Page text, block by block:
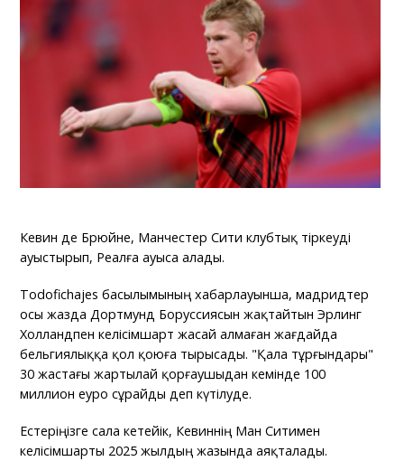
Кевин де Брюйне, Манчестер Сити клубтық тіркеуді
ауыстырып, Реалға ауыса алады.
Todofichajes басылымының хабарлауынша, мадридтер
осы жазда Дортмунд Боруссиясын жақтайтын Эрлинг
Холландпен келісімшарт жасай алмаған жағдайда
бельгиялыққа қол қоюға тырысады. "Қала тұрғындары"
30 жастағы жартылай қорғаушыдан кемінде 100
миллион еуро сұрайды деп күтілуде.
Естеріңізге сала кетейік, Кевиннің Ман Ситимен
келісімшарты 2025 жылдың жазында аяқталады.